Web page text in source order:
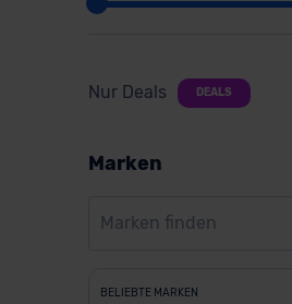
Nur Deals DEALS
Marken
BELIEBTE MARKEN